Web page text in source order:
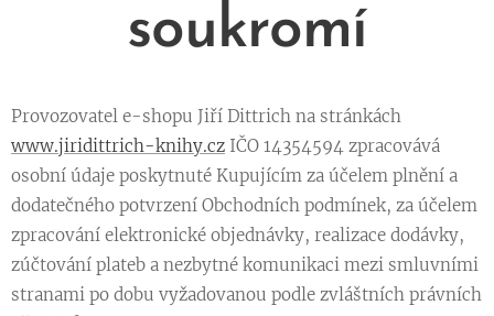
soukromí
Provozovatel e-shopu Jiří Dittrich na stránkách
www.jiridittrich-knihy.cz IČO 14354594 zpracovává
osobní údaje poskytnuté Kupujícím za účelem plnění a
dodatečného potvrzení Obchodních podmínek, za účelem
zpracování elektronické objednávky, realizace dodávky,
zúčtování plateb a nezbytné komunikaci mezi smluvními
stranami po dobu vyžadovanou podle zvláštních právních